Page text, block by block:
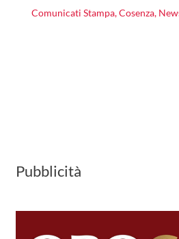
Comunicati Stampa,Cosenza,
Pubblicità